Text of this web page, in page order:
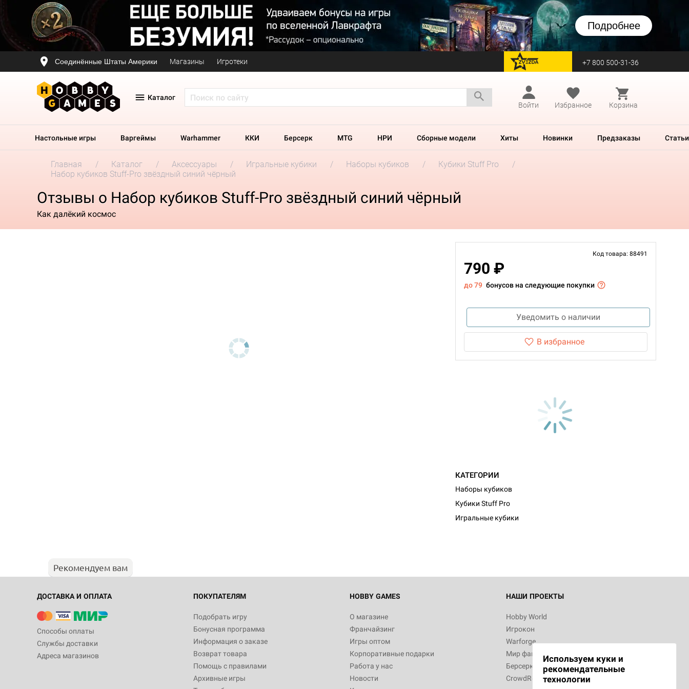
Подробнее
Соединённые Штаты Америки Магазины Игротеки перейти на Zvezda +7 800 500-31-36
Каталог
Войти
Избранное Корзина
Настольные игры Варгеймы Warhammer ККИ Берсерк MTG НРИ Сборные модели Хиты Новинки Предзаказы Статьи
Главная Каталог Аксессуары Игральные кубики Наборы кубиков
Кубики Stuff Pro
Набор кубиков Stuff-Pro звёздный синий чёрный
Отзывы о Набор кубиков Stuff-Pro звёздный синий чёрный
Как далёкий космос
Код товара: 88491
790 ₽
до 79 бонусов на следующие покупки
Уведомить о наличии
В избранное
КАТЕГОРИИ
Наборы кубиков
Кубики Stuff Pro
Игральные кубики
Рекомендуем вам
ДОСТАВКА И ОПЛАТА
Способы оплаты
Службы доставки
Адреса магазинов
ПОКУПАТЕЛЯМ
Подобрать игру
Бонусная программа
Информация о заказе
Возврат товара
Помощь с правилами
Архивные игры
HOBBY GAMES
О магазине
Франчайзинг
Игры оптом
Корпоративные подарки
Работа у нас
Новости
НАШИ ПРОЕКТЫ
Hobby World
Игрокон
Warforge
Мир фантастики
Берсерк
CrowdRepublic
Используем куки и
рекомендательные
технологии